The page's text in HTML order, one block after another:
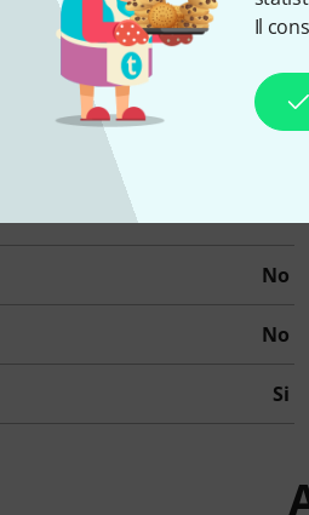
IlNo
Si
No
No
Si